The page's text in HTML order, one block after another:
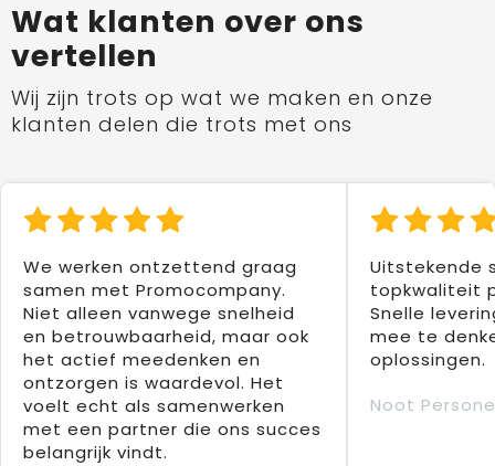
Wat klanten over ons
vertellen
Wij zijn trots op wat we maken en onze
klanten delen die trots met ons
We werken ontzettend graag
samen met Promocompany.
Niet alleen vanwege snelheid
en betrouwbaarheid, maar ook
het actief meedenken en
ontzorgen is waardevol. Het
voelt echt als samenwerken
met een partner die ons succes
belangrijk vindt.
Uitstekende
topkwaliteit
Snelle
mee te
oplossingen.
Noot